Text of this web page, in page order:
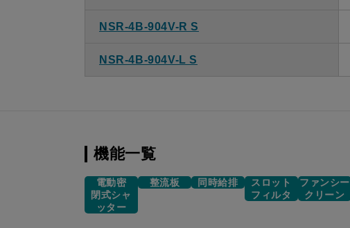
NSR-4B-904V-R S
NSR-4B-904V-L S
機能一覧
電動密
閉式シャ
ッター
整流板 同時給排
スロット
フィルタ
ファンシー
クリーン